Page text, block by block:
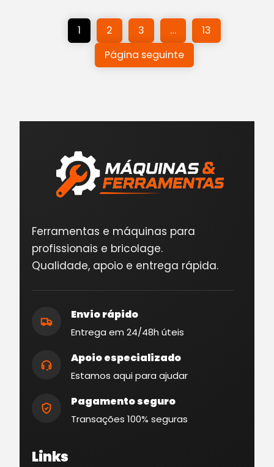
1 2 3 …
13
Página seguinte
Ferramentas e máquinas para
profissionais e bricolage.
Qualidade, apoio e entrega rápida.
Envio rápido
Entrega em 24/48h úteis
Apoio especializado
Estamos aqui para ajudar
Pagamento seguro
Transações 100% seguras
Links